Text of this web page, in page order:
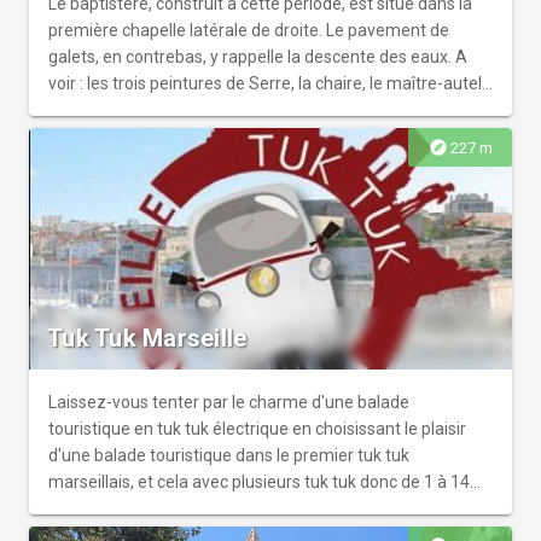
première chapelle latérale de droite. Le pavement de
galets, en contrebas, y rappelle la descente des eaux. A
voir : les trois peintures de Serre, la chaire, le maître-autel
Ferréol (XVIIIe siècle.) et l'autel des Portefaix. r r Périodes
d'ouverture : tous les jours de 9h à 12h et de 15h à 18h,
mardi et mercredi de 12h à 14h. Curé : Xavier Autonès.r r
Messes lundi, mardi, mercredi et vendredi à 12hr Jeudi à
12h30 r Du lundi au vendredi à 18hr Samedi à 18hr
Dimanche à 9h30 et 11h
explore 227 m
Tuk Tuk Marseille
Laissez-vous tenter par le charme d'une balade
touristique en tuk tuk électrique en choisissant le plaisir
d'une balade touristique dans le premier tuk tuk
marseillais, et cela avec plusieurs tuk tuk donc de 1 à 14
panoramique : c'est tout son charme ! Un chauffeur privé